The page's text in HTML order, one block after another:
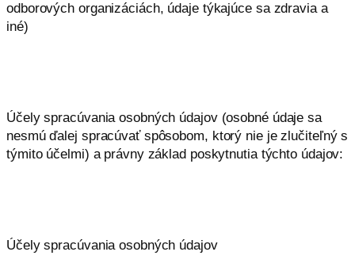
odborových organizáciách, údaje týkajúce sa zdravia a
iné)
Účely spracúvania osobných údajov (osobné údaje sa
nesmú ďalej spracúvať spôsobom, ktorý nie je zlučiteľný s
týmito účelmi) a právny základ poskytnutia týchto údajov:
Účely spracúvania osobných údajov